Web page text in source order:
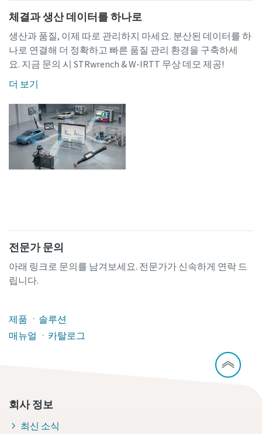
체결과 생산 데이터를 하나로
생산과 품질, 이제 따로 관리하지 마세요. 분산된 데이터를 하
나로 연결해 더 정확하고 빠른 품질 관리 환경을 구축하세
요. 지금 문의 시 STRwrench & W-IRTT 무상 데모 제공!
더 보기
전문가 문의
아래 링크로 문의를 남겨보세요. 전문가가 신속하게 연락 드
립니다.
제품 ㆍ솔루션
매뉴얼 ㆍ카탈로그
회사 정보
최신 소식